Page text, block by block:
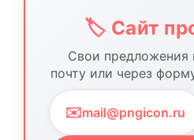
🏷️ Сайт
Свои предложения
почту или через
✉️mail@pngicon.ru